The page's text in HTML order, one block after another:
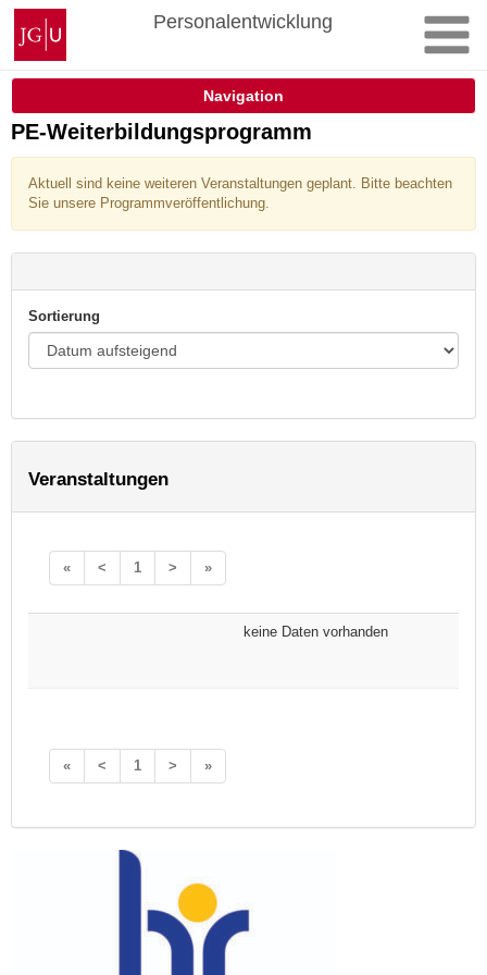
Zum
Inhalt
springen
Johannes
Gutenberg-
Universität
Personalentwicklung
Navigation
PE-Weiterbildungsprogramm
Aktuell sind keine weiteren Veranstaltungen geplant. Bitte beachten
Sie unsere Programmveröffentlichung.
Sortierung
Veranstaltungen
« < 1 > »
keine Daten vorhanden
« < 1 > »